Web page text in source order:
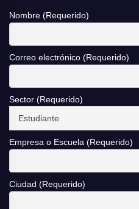
Nombre (Requerido)
Correo electrónico (Requerido)
Sector (Requerido)
Empresa o Escuela (Requerido)
Ciudad (Requerido)